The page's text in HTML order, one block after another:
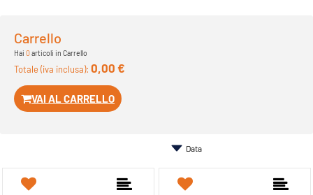
Carrello
Hai 0articoli in Carrello
Totale (iva inclusa): 0,00 €
VAI AL CARRELLO